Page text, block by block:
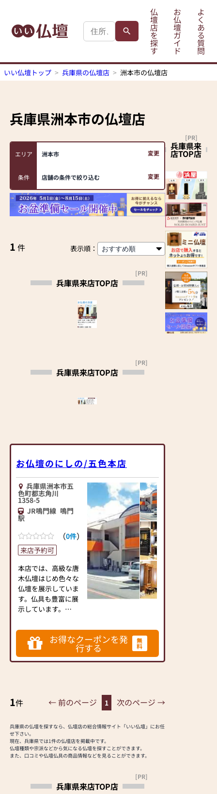
仏
壇
店
を
探
す
お
仏
壇
ガ
イ
ド
よ
く
あ
る
質
問
いい仏壇トップ 兵庫県の仏壇店 洲本市の仏壇店
兵庫県洲本市の仏壇店
エリア 洲本市 変更
条件 店舗の条件で絞り込む 変更
1 件 表示順：
兵庫県来店TOP店
[PR]
兵庫県来店TOP店
[PR]
お仏壇のにしの/五色本店
兵庫県洲本市五
色町都志角川
1358-5
JR鳴門線 鳴門
駅
（0件）
来店予約可
本店では、高級な唐
木仏壇はじめ色々な
仏壇を展示していま
す。仏具も豊富に展
示しています。
展示場には墓石も展
示していて国内の高
級墓石、外国産など
多数取り揃えていま
お得なクーポンを発
行する
無
料
1件 ← 前のページ 1 次のページ →
兵庫県の仏壇を探すなら、仏壇店の総合情報サイト「いい仏壇」にお任
せ下さい。
現在、兵庫県では1件の仏壇店を掲載中です。
仏壇種類や宗派などから気になる仏壇を探すことができます。
また、口コミや仏壇仏具の商品情報などを見ることができます。
兵庫県来店TOP店
[PR]
兵庫県来
店TOP店
[PR]